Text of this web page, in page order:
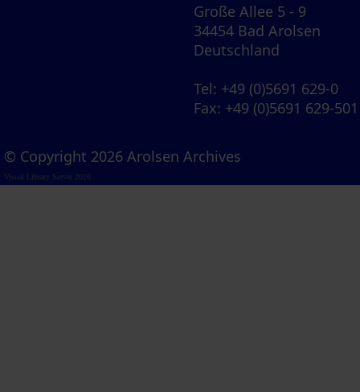
Große Allee 5 - 9
34454 Bad Arolsen
Deutschland
Tel: +49 (0)5691 629-0
Fax: +49 (0)5691 629-501
© Copyright 2026 Arolsen Archives
Visual Library Server 2026